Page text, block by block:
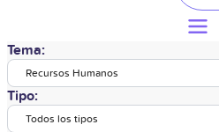
Tema:
Recursos Humanos
Tipo:
Todos los tipos